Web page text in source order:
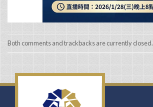
Both comments and trackbacks are currently closed.